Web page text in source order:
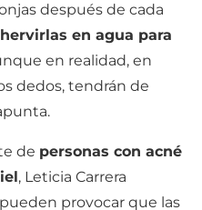
después de cada
hervirlas en agua para
en realidad, en
dedos, tendrán de
de personas con acné
, Leticia Carrera
provocar que las